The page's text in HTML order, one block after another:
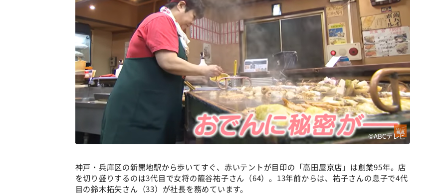
©ABCテレビ
神戸・兵庫区の新開地駅から歩いてすぐ、赤いテントが目印の「高田屋京店」は創業95年。店
を切り盛りするのは3代目で女将の籠谷祐子さん（64）。13年前からは、祐子さんの息子で4代
目の鈴木拓矢さん（33）が社長を務めています。